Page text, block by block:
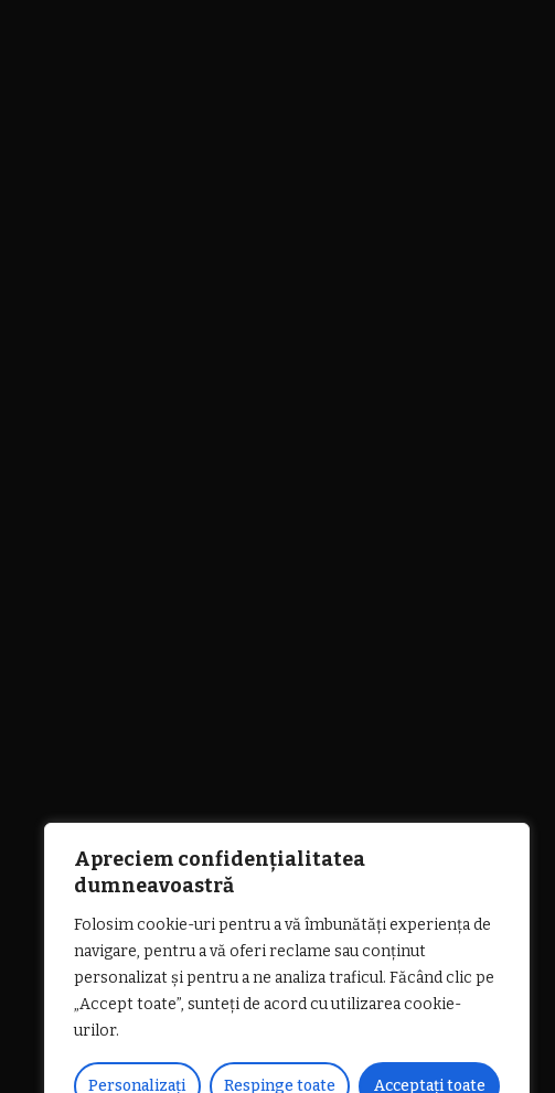
Apreciem confidențialitatea
dumneavoastră
Folosim cookie-uri pentru a vă îmbunătăți experiența de
navigare, pentru a vă oferi reclame sau conținut
personalizat și pentru a ne analiza traficul. Făcând clic pe
„Accept toate”, sunteți de acord cu utilizarea cookie-
urilor.
Personalizați Respinge toate Acceptați toate